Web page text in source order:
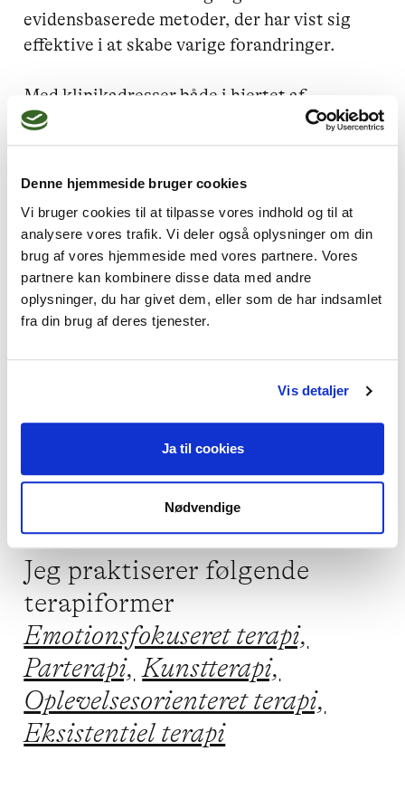
Denne hjemmeside bruger cookies
Vi bruger cookies til at tilpasse vores indhold og til at
analysere vores trafik. Vi deler også oplysninger om din
brug af vores hjemmeside med vores partnere. Vores
partnere kan kombinere disse data med andre
oplysninger, du har givet dem, eller som de har indsamlet
fra din brug af deres tjenester.
Vis detaljer
Ja til cookies
Nødvendige
evidensbaserede metoder, der har vist sig
effektive i at skabe varige forandringer.
Med klinikadresser både i hjertet af
København og på Fyn er jeg fleksibel og
tilgængelig for klienter fra forskellige dele
rejse mod en dybere forståelse af dig selv og
dine relationer, og sammen skabe en vej mod
større følelsesmæssig frihed og tilfredshed i
dit liv.
Jeg kan hjælpe dig med
Lavt selvværd, Parforhold,
Jeg praktiserer følgende
terapiformer
Emotionsfokuseret terapi,
Parterapi, Kunstterapi,
Oplevelsesorienteret terapi,
Eksistentiel terapi